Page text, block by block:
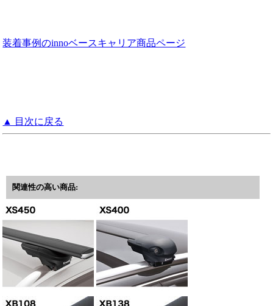
装着事例のinnoベースキャリア商品ページ
▲ 目次に戻る
関連性の高い商品: